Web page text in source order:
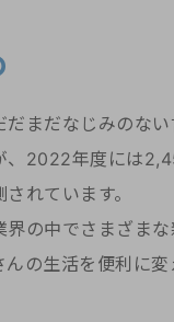
だまだなじみのな
、2022年度には
れています。
界の中でさまざま
んの生活を便利に変